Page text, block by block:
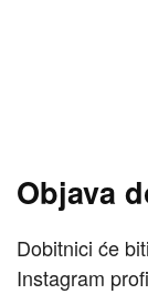
Objava
Dobitnici će
Instagram